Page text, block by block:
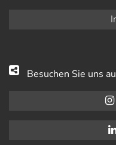
Besuchen Sie uns